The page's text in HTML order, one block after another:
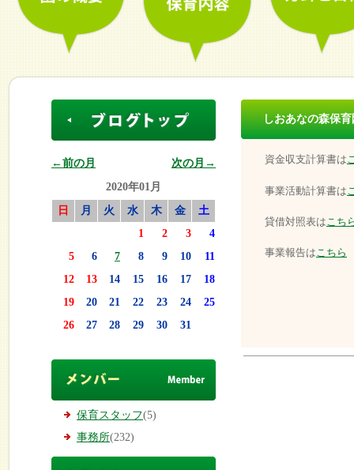
←前の月
次の月→
2020年01月
日
月 火 水 木 金
土
1
2 3
4
5
6 7 8 9 10
11
12
13 14 15 16 17
18
19
20 21 22 23 24
25
26
27 28 29 30 31
保育スタッフ(5)
事務所(232)
しおあなの森保
資金収支計算書は
事業活動計算書は
貸借対照表は こち
事業報告はこちら